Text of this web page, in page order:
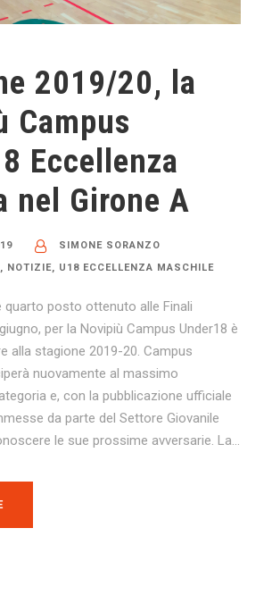
2019/20, la
Campus
Eccellenza
nel Girone A
SIMONE SORANZO
, NOTIZIE, U18 ECCELLENZA MASCHILE
quarto posto ottenuto alle Finali
per la Novipiù Campus Under18 è
alla stagione 2019-20. Campus
nuovamente al massimo
e, con la pubblicazione ufficiale
da parte del Settore Giovanile
le sue prossime avversarie. La...